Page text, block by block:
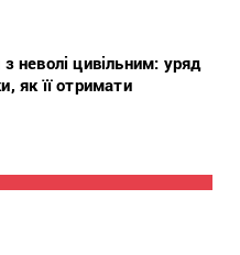
неволі цивільним: уряд
як її отримати